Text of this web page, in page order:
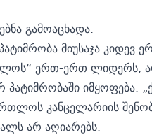
გამოაცხადა.
მიუსაჯა კიდევ
ერთ-ერთ ლიდერს,
იმყოფება.
კანცელარიის
არ აღიარებს.